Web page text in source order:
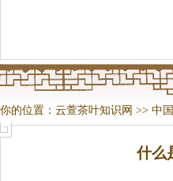
你的位置： 云萱茶叶知识网 >> 中
什么